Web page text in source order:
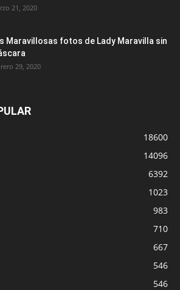
21, 2020
Maravillosas fotos de Lady Maravilla sin
29, 2020
18600
14096
6392
1023
983
710
667
546
546